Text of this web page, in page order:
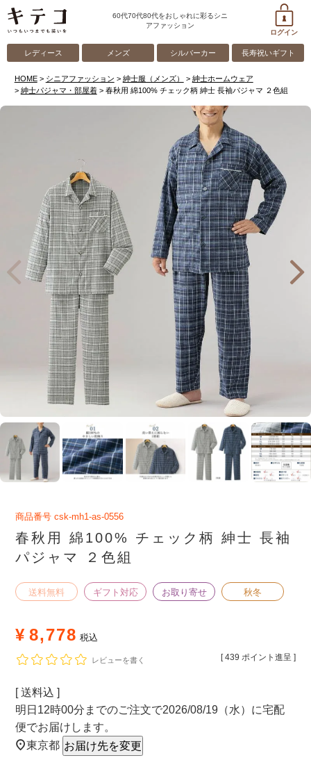
60代70代80代をおしゃれに彩るシニ
アファッション
ログイン
レディース メンズ シルバーカー 長寿祝いギフト
HOME シニアファッション 紳士服（メンズ）
紳士ホームウェア
紳士パジャマ・部屋着
春秋用 綿100% チェック柄 紳士 長袖パジャマ ２色組
商品番号 csk-mh1-as-0556
春秋用 綿100% チェック柄 紳士 長袖
パジャマ ２色組
送料無料 ギフト対応 お取り寄せ 秋冬
¥ 8,778 税込
[ 439 ポイント進呈 ]
レビューを書く
送料込
明日 12時00分 までのご注文で2026/08/19（水） に宅配
便でお届けします。
東京都 お届け先を変更